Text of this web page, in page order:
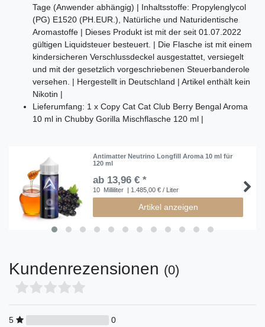
Tage (Anwender abhängig) | Inhaltsstoffe: Propylenglycol
(PG) E1520 (PH.EUR.), Natürliche und Naturidentische
Aromastoffe | Dieses Produkt ist mit der seit 01.07.2022
gültigen Liquidsteuer besteuert. | Die Flasche ist mit einem
kindersicheren Verschlussdeckel ausgestattet, versiegelt
und mit der gesetzlich vorgeschriebenen Steuerbanderole
versehen. | Hergestellt in Deutschland | Artikel enthält kein
Nikotin |
Lieferumfang: 1 x Copy Cat Cat Club Berry Bengal Aroma
10 ml in Chubby Gorilla Mischflasche 120 ml |
Antimatter Neutrino Longfill Aroma 10 ml für
120 ml
ab 13,96 € *
10 Milliliter | 1.485,00 € / Liter
Artikel anzeigen
Kundenrezensionen (0)
5
0